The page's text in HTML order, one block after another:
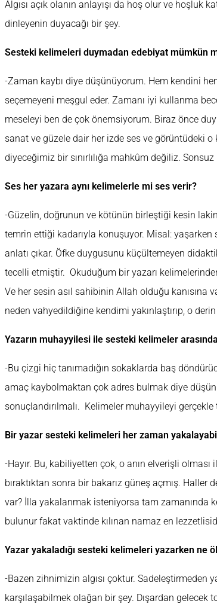
Algısı açık olanın anlayışı da hoş olur ve
dinleyenin duyacağı bir şey.
Sesteki kelimeleri duymadan edebiyat mümkün
-Zaman kaybı diye düşünüyorum. Hem kendini
seçemeyeni meşgul eder. Zamanı iyi kullanma
meseleyi ben de çok önemsiyorum. Biraz önce
sanat ve güzele dair her izde ses ve görüntüdeki o
diyeceğimiz bir sınırlılığa mahkûm değiliz.
Ses her yazara aynı kelimelerle mi ses verir?
-Güzelin, doğrunun ve kötünün birleştiği kesin
temrin ettiği kadarıyla konuşuyor. Misal:
anlatı çıkar. Öfke duygusunu küçültemeyen
tecelli etmiştir. Okuduğum bir yazarı
Ve her sesin asıl sahibinin Allah olduğu
neden vahyedildiğine kendimi yakınlaştırıp, o
Yazarın muhayyilesi ile sesteki kelimeler
-Bu çizgi hiç tanımadığın sokaklarda baş
amaç kaybolmaktan çok adres bulmak diye
sonuçlandırılmalı. Kelimeler muhayyileyi
Bir yazar sesteki kelimeleri her zaman
-Hayır. Bu, kabiliyetten çok, o anın elverişli
bıraktıktan sonra bir bakarız güneş açmış.
var? İlla yakalanmak isteniyorsa tam zamanında
bulunur fakat vaktinde kılınan namaz en
Yazar yakaladığı sesteki kelimeleri yazarken ne
-Bazen zihnimizin algısı çoktur. Sadeleştirmeden
karşılaşabilmek olağan bir şey. Dışardan